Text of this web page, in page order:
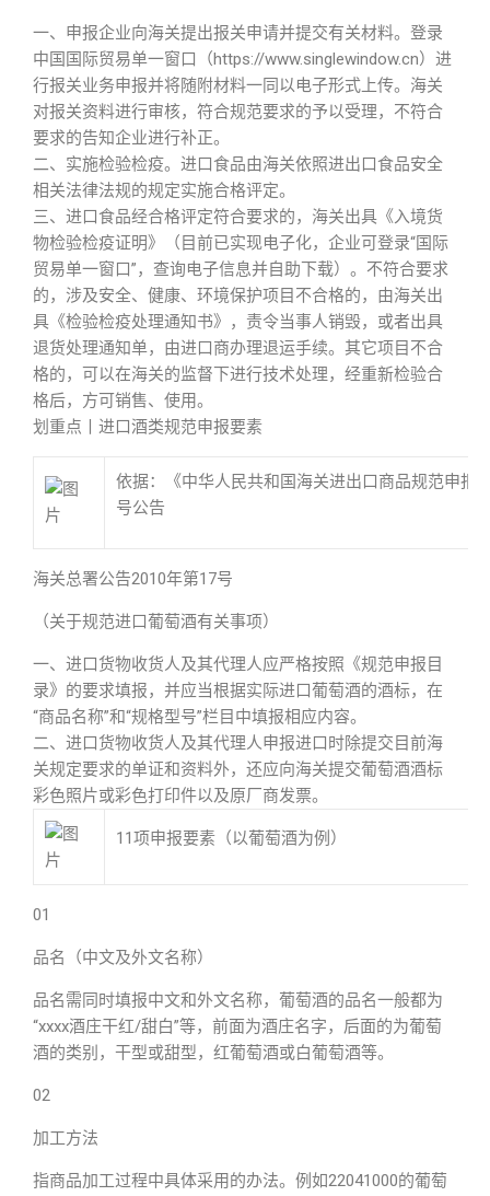
一、申报企业向海关提出报关申请并提交有关材料。登录
中国国际贸易单一窗口（https://www.singlewindow.cn）进
行报关业务申报并将随附材料一同以电子形式上传。海关
对报关资料进行审核，符合规范要求的予以受理，不符合
要求的告知企业进行补正。
二、实施检验检疫。进口食品由海关依照进出口食品安全
相关法律法规的规定实施合格评定。
三、进口食品经合格评定符合要求的，海关出具《入境货
物检验检疫证明》（目前已实现电子化，企业可登录“国际
贸易单一窗口”，查询电子信息并自助下载）。不符合要求
的，涉及安全、健康、环境保护项目不合格的，由海关出
具《检验检疫处理通知书》，责令当事人销毁，或者出具
退货处理通知单，由进口商办理退运手续。其它项目不合
格的，可以在海关的监督下进行技术处理，经重新检验合
格后，方可销售、使用。
划重点丨进口酒类规范申报要素
依据：《中华人民共和国海关进出口商品规范申报
号公告
海关总署公告2010年第17号
（关于规范进口葡萄酒有关事项）
一、进口货物收货人及其代理人应严格按照《规范申报目
录》的要求填报，并应当根据实际进口葡萄酒的酒标，在
“商品名称”和“规格型号”栏目中填报相应内容。
二、进口货物收货人及其代理人申报进口时除提交目前海
关规定要求的单证和资料外，还应向海关提交葡萄酒酒标
彩色照片或彩色打印件以及原厂商发票。
11项申报要素（以葡萄酒为例）
01
品名（中文及外文名称）
品名需同时填报中文和外文名称，葡萄酒的品名一般都为
“xxxx酒庄干红/甜白”等，前面为酒庄名字，后面的为葡萄
酒的类别，干型或甜型，红葡萄酒或白葡萄酒等。
02
加工方法
指商品加工过程中具体采用的办法。例如22041000的葡萄